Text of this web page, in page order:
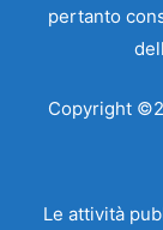
pertanto
Copyright
Le attività